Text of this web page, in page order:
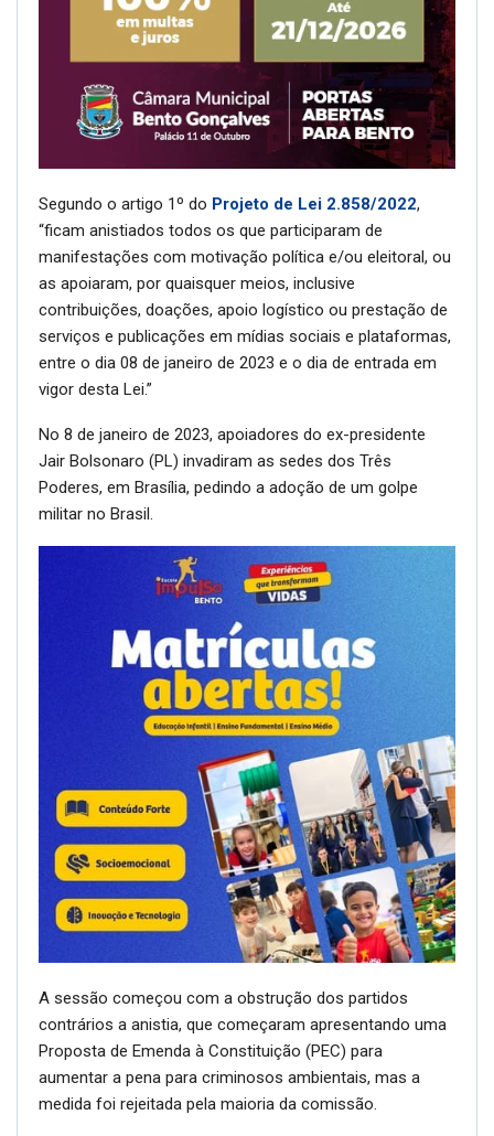
Segundo o artigo 1º do Projeto de Lei 2.858/2022,
“ficam anistiados todos os que participaram de
manifestações com motivação política e/ou eleitoral, ou
as apoiaram, por quaisquer meios, inclusive
contribuições, doações, apoio logístico ou prestação de
serviços e publicações em mídias sociais e plataformas,
entre o dia 08 de janeiro de 2023 e o dia de entrada em
vigor desta Lei.”
No 8 de janeiro de 2023, apoiadores do ex-presidente
Jair Bolsonaro (PL) invadiram as sedes dos Três
Poderes, em Brasília, pedindo a adoção de um golpe
militar no Brasil.
A sessão começou com a obstrução dos partidos
contrários a anistia, que começaram apresentando uma
Proposta de Emenda à Constituição (PEC) para
aumentar a pena para criminosos ambientais, mas a
medida foi rejeitada pela maioria da comissão.